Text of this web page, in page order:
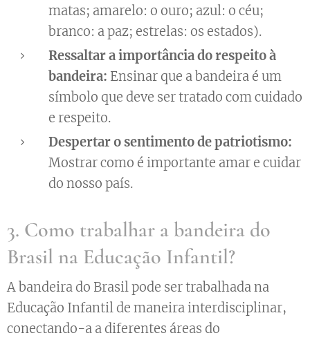
matas; amarelo: o ouro; azul: o céu;
branco: a paz; estrelas: os estados).
Ressaltar a importância do respeito à
bandeira: Ensinar que a bandeira é um
símbolo que deve ser tratado com cuidado
e respeito.
Despertar o sentimento de patriotismo:
Mostrar como é importante amar e cuidar
do nosso país.
3. Como trabalhar a bandeira do
Brasil na Educação Infantil?
A bandeira do Brasil pode ser trabalhada na
Educação Infantil de maneira interdisciplinar,
conectando-a a diferentes áreas do